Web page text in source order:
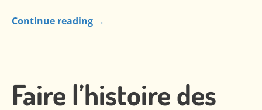
Continue reading →
Faire l’histoire des